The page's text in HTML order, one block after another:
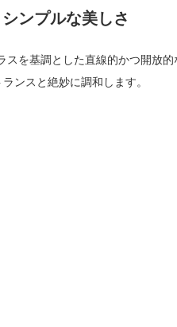
ンプルな美しさ
を基調とした直線的かつ開放
ンスと絶妙に調和します。